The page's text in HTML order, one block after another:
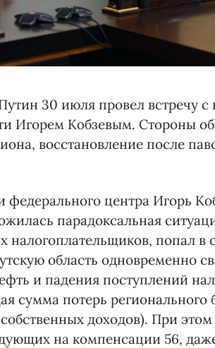
30 июля провел встречу с
Игорем Кобзевым. Стороны
восстановление после
центра Игорь
парадоксальная
налогоплательщиков, попал в
область одновременно
и падения поступлений
сумма потерь
доходов). При
на компенсации 56,